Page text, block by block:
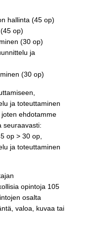
hallinta (45 op)
op)
(30 op)
ja
(30 op)
ja toteuttaminen
ehdotamme
seuraavasti:
op > 30 op,
ja toteuttaminen
opintoja 105
osalta
valoa, kuvaa tai